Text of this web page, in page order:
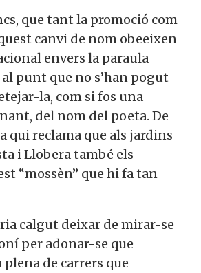
que tant la promoció com
canvi de nom obeeixen
envers la paraula
al punt que no s’han pogut
la, com si fos una
del nom del poeta. De
qui reclama que als jardins
i Llobera també els
“mossèn” que hi fa tan
calgut deixar de mirar-se
per adonar-se que
plena de carrers que